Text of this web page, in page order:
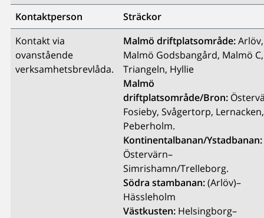
Kontaktperson
Sträckor
Kontakt via
ovanstående
verksamhetsbrevlåda.
Malmö driftplatsområde:Arlöv,
Malmö Godsbangård, Malmö C,
Triangeln, Hyllie
Malmö
driftplatsområde/Bron:
Fosieby, Svågertorp, Lernacken,
Peberholm.
Kontinentalbanan/Ystadbanan:
Östervärn–
Simrishamn/Trelleborg.
Södra stambanan:(Arlöv)–
Hässleholm
Västkusten:Helsingborg–